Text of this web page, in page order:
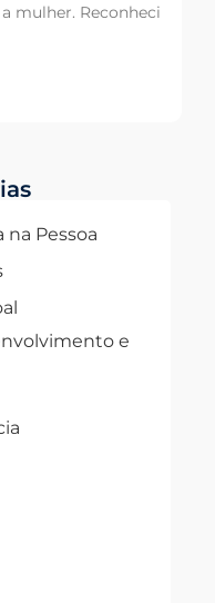
mulher. Reconheci
Pessoa
e